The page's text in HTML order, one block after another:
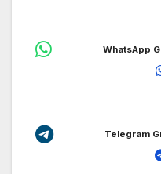
WhatsApp
Telegram